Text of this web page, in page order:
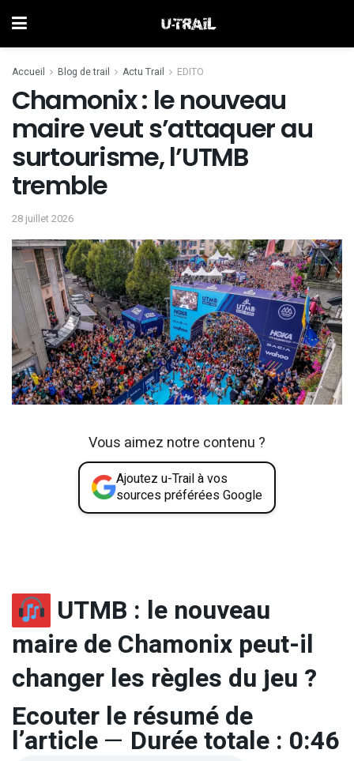
Accueil Blog de trail Actu Trail EDITO
Chamonix : le nouveau
maire veut s’attaquer au
surtourisme, l’UTMB
tremble
28 juillet 2026
Vous aimez notre contenu ?
Ajoutez u-Trail à vos
sources préférées Google
UTMB : le nouveau
maire de Chamonix peut-il
changer les règles du jeu ?
Ecouter le résumé de
l’article— Durée totale : 0:46